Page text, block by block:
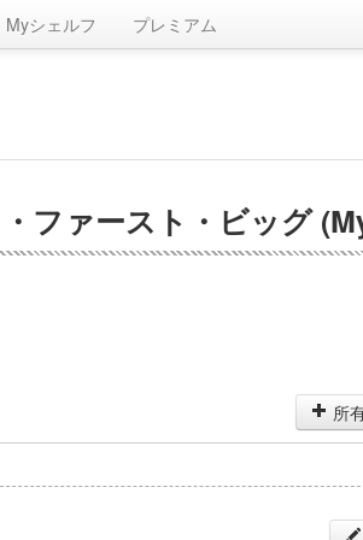
Myシェルフ プレミアム
ファースト・ビッグ
所